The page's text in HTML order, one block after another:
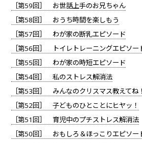
［第59回］ お世話上手のお兄ちゃん
［第58回］ おうち時間を楽しもう
［第57回］ わが家の断乳エピソード
［第56回］ トイレトレーニングエピソー
［第55回］ わが家の時短エピソード
［第54回］ 私のストレス解消法
［第53回］ みんなのクリスマス教えてね！
［第52回］ 子どものひとことにヒヤッ！
［第51回］ 育児中のプチストレス解消法
［第50回］ おもしろ＆ほっこりエピソー